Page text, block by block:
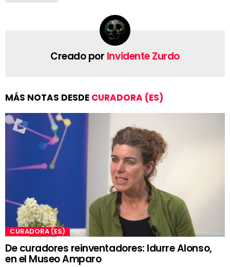
Creado por Invidente Zurdo
MÁS NOTAS DESDE CURADORA (ES)
CURADORA (ES)
De curadores reinventadores: Idurre Alonso,
en el Museo Amparo